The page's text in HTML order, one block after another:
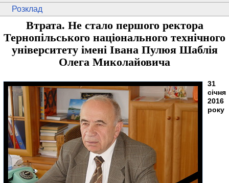
Розклад
Втрата. Не стало першого ректора
Тернопільського національного технічного
університету імені Івана Пулюя Шаблія
Олега Миколайовича
31
січня
2016
року